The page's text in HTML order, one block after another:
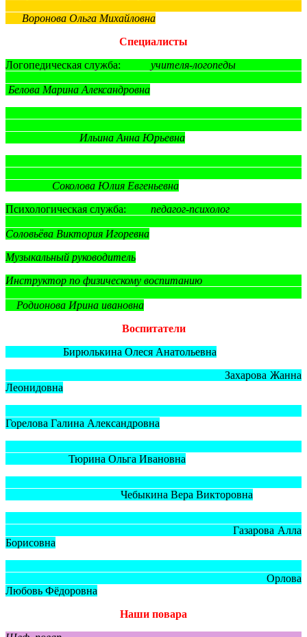
Воронова Ольга Михайловна
Специалисты
Логопедическая служба: учителя-логопеды
Белова Марина Александровна
Ильина Анна Юрьевна
Соколова Юлия Евгеньевна
Психологическая служба:
педагог-психолог
Соловьёва Виктория Игоревна
Музыкальный руководитель
Инструктор по физическому воспитанию
Родионова Ирина ивановна
Воспитатели
Бирюлькина Олеся Анатольевна
Захарова Жанна
Леонидовна
Горелова Галина Александровна
Тюрина Ольга Ивановна
Чебыкина Вера Викторовна
Газарова Алла
Борисовна
Орлова
Любовь Фёдоровна
Наши повара